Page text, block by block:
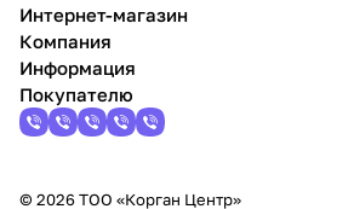
Интернет-магазин
Компания
Информация
Покупателю
© 2026 ТОО «Корган Центр»